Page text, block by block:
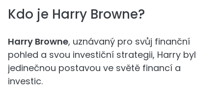
Kdo je Harry Browne?
Harry Browne, uznávaný pro svůj finanční
pohled a svou investiční strategii, Harry byl
jedinečnou postavou ve světě financí a
investic.